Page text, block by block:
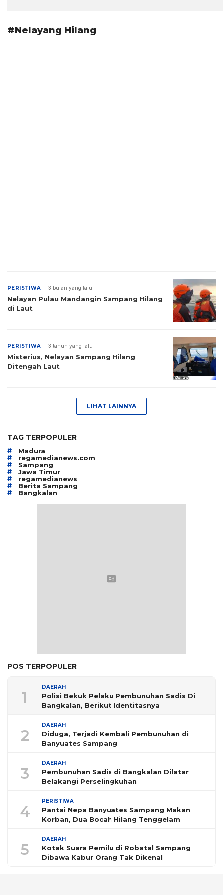
#Nelayang Hilang
PERISTIWA 3 bulan yang lalu
Nelayan Pulau Mandangin Sampang Hilang
di Laut
PERISTIWA 3 tahun yang lalu
Misterius, Nelayan Sampang Hilang
Ditengah Laut
LIHAT LAINNYA
TAG TERPOPULER
# Madura
# regamedianews.com
# Sampang
# Jawa Timur
# regamedianews
# Berita Sampang
# Bangkalan
POS TERPOPULER
1
DAERAH
Polisi Bekuk Pelaku Pembunuhan Sadis Di
Bangkalan, Berikut Identitasnya
2
DAERAH
Diduga, Terjadi Kembali Pembunuhan di
Banyuates Sampang
3
DAERAH
Pembunuhan Sadis di Bangkalan Dilatar
Belakangi Perselingkuhan
4
PERISTIWA
Pantai Nepa Banyuates Sampang Makan
Korban, Dua Bocah Hilang Tenggelam
5
DAERAH
Kotak Suara Pemilu di Robatal Sampang
Dibawa Kabur Orang Tak Dikenal